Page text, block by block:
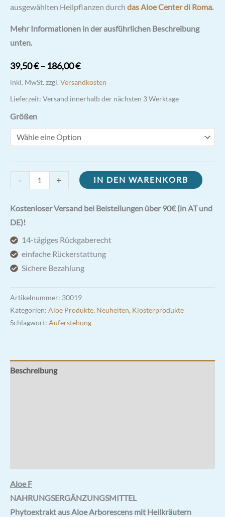
ausgewählten Heilpflanzen durch das Aloe Center di Roma.
Mehr Informationen in der ausführlichen Beschreibung
unten.
39,50€– 186,00€
inkl. MwSt. zzgl. Versandkosten
Lieferzeit: Versand innerhalb der nächsten 3 Werktage
Größen
-
F
|
zur
+ IN DEN WARENKORB
Kostenloser Versand bei Beistellungen über 90€ (in AT und
DE)!
14-tägiges Rückgaberecht
einfache Rückerstattung
Sichere Bezahlung
Artikelnummer: 30019
Kategorien: Aloe Produkte, Neuheiten, Klosterprodukte
Schlagwort: Auferstehung
Beschreibung
Aloe F
NAHRUNGSERGÄNZUNGSMITTEL
Phytoextrakt aus Aloe Arborescens mit Heilkräutern